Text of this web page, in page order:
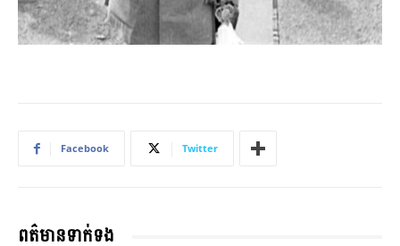
Facebook Twitter
ពត៌មានទាក់ទង